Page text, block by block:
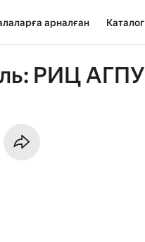
арналған Каталог
РИЦ АГПУ